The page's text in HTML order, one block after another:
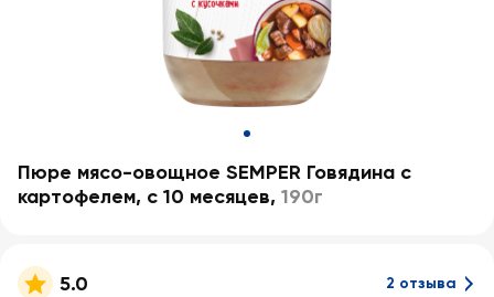
Пюре мясо-овощное SEMPER Говядина с
картофелем, с 10 месяцев, 190г
5.0 2 отзыва